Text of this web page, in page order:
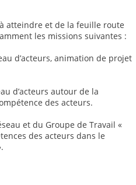
atteindre et de la feuille route
les missions suivantes :
d’acteurs, animation de projet
d’acteurs autour de la
des acteurs.
et du Groupe de Travail «
des acteurs dans le